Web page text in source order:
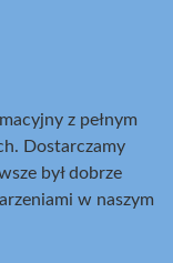
z pełnym
Dostarczamy
był dobrze
w naszym